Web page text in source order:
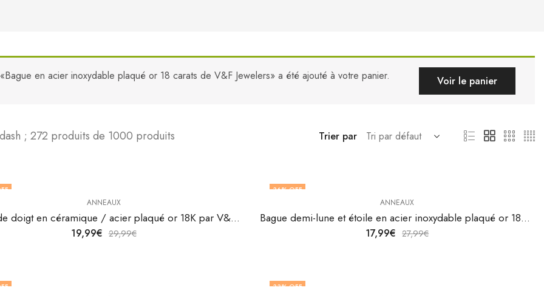
«Bague en acier inoxydable plaqué or 18 carats de V&F Jewelers» a été ajouté à votre panier. Voir le panier
; 272 produits de 1000 produits Trier par
ANNEAUX
Bague de doigt en céramique / acier plaqué or 18K par V&F Jewellers
19,99€ 29,99€
36% OFF
ANNEAUX
Bague demi-lune et étoile en acier inoxydable plaqué or 18K par V&F Jewellers
17,99€ 27,99€
33% OFF